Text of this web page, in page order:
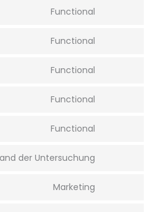
Functional
Functional
Functional
Functional
Functional
der Untersuchung
Marketing